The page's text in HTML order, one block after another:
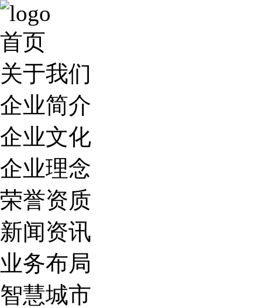
首页
关于我们
企业简介
企业文化
企业理念
荣誉资质
新闻资讯
业务布局
智慧城市